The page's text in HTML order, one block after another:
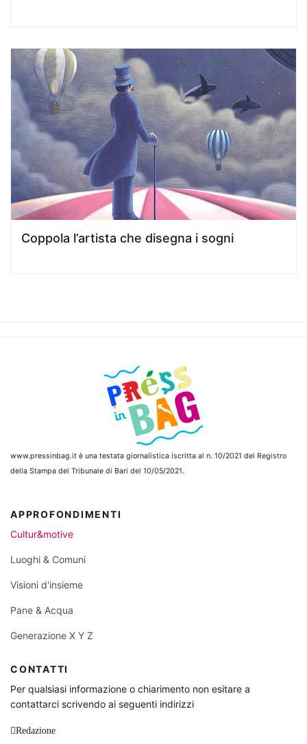
Coppola l’artista che disegna i sogni
www.pressinbag.it è una testata giornalistica iscritta al n. 10/2021 del Registro
della Stampa del Tribunale di Bari del 10/05/2021.
APPROFONDIMENTI
Cultur&motive
Luoghi & Comuni
Visioni d'insieme
Pane & Acqua
Generazione X Y Z
CONTATTI
Per qualsiasi informazione o chiarimento non esitare a
contattarci scrivendo ai seguenti indirizzi
Redazione